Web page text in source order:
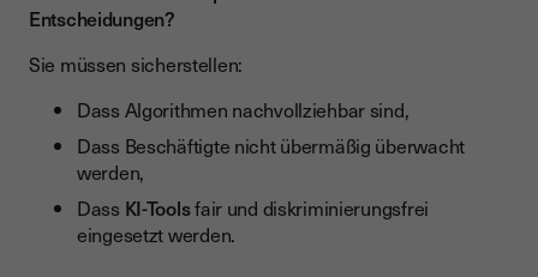
Entscheidungen?
Sie müssen sicherstellen:
Dass Algorithmen nachvollziehbar sind,
Dass Beschäftigte nicht übermäßig überwacht
werden,
Dass KI-Toolsfair und diskriminierungsfrei
eingesetzt werden.